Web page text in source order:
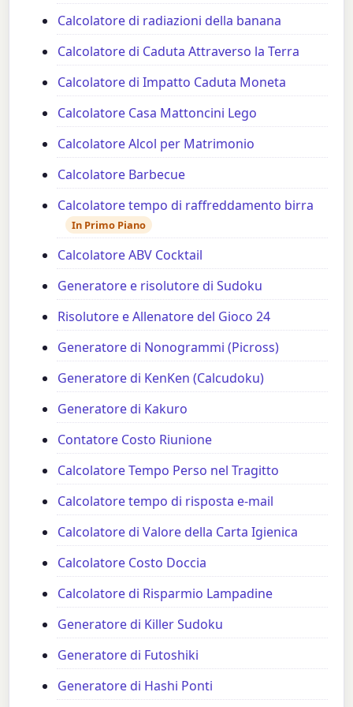
Calcolatore di radiazioni della banana
Calcolatore di Caduta Attraverso la Terra
Calcolatore di Impatto Caduta Moneta
Calcolatore Casa Mattoncini Lego
Calcolatore Alcol per Matrimonio
Calcolatore Barbecue
Calcolatore tempo di raffreddamento birra
In Primo Piano
Calcolatore ABV Cocktail
Generatore e risolutore di Sudoku
Risolutore e Allenatore del Gioco 24
Generatore di Nonogrammi (Picross)
Generatore di KenKen (Calcudoku)
Generatore di Kakuro
Contatore Costo Riunione
Calcolatore Tempo Perso nel Tragitto
Calcolatore tempo di risposta e-mail
Calcolatore di Valore della Carta Igienica
Calcolatore Costo Doccia
Calcolatore di Risparmio Lampadine
Generatore di Killer Sudoku
Generatore di Futoshiki
Generatore di Hashi Ponti